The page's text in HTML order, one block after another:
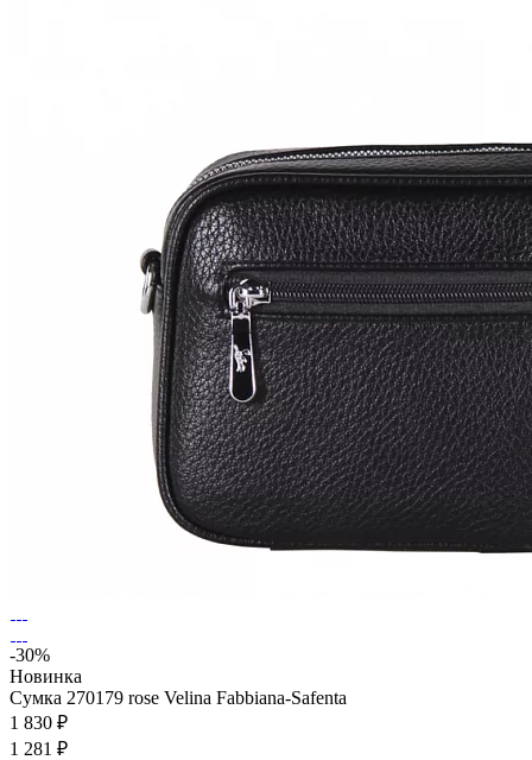
-30%
Новинка
Сумка 270179 rose Velina Fabbiana-Safenta
1 830 ₽
1 281 ₽